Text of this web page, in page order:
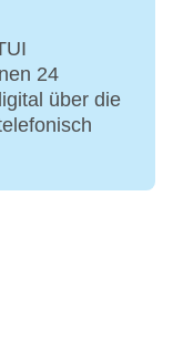
24
über die